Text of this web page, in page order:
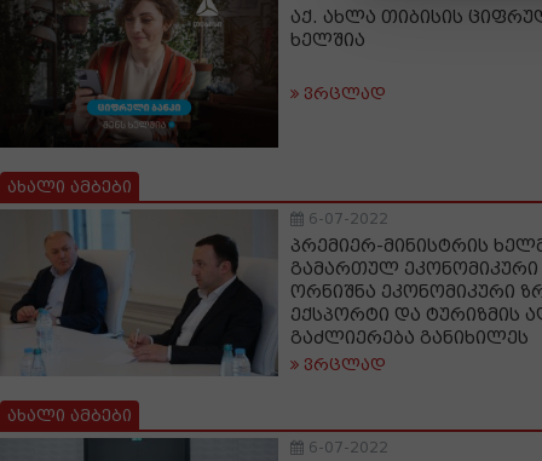
აქ. ახლა თიბისის
ხელშია
ვრცლად
ახალი ამბები
6-07-2022
პრემიერ-მინისტრის
გამართულ ეკონომიკური
ორნიშნა ეკონომიკური
ექსპორტი და ტურიზმის
გაძლიერება განიხილეს
ვრცლად
ახალი ამბები
6-07-2022